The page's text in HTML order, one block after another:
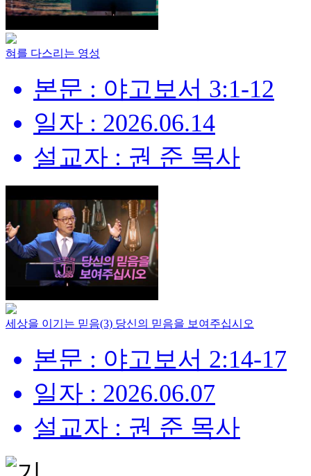
혀를 다스리는 영성
본문 : 야고보서 3:1-12
일자 : 2026.06.14
설교자 : 권 준 목사
세상을 이기는 믿음(3) 당신의 믿음을 보여주십시오
본문 : 야고보서 2:14-17
일자 : 2026.06.07
설교자 : 권 준 목사